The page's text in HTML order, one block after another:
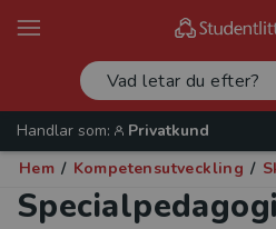
Handlar som:
Privatkund
Hem / Kompetensutveckling /